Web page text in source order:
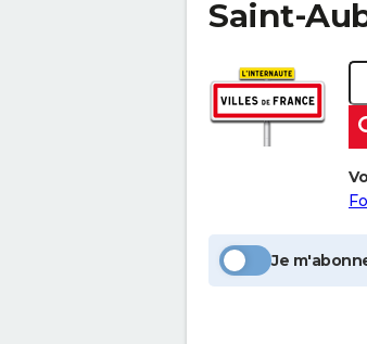
Saint-
Je